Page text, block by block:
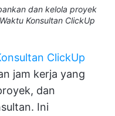
dan kelola proyek
Konsultan ClickUp
ClickUp
jam kerja yang
dan
Ini